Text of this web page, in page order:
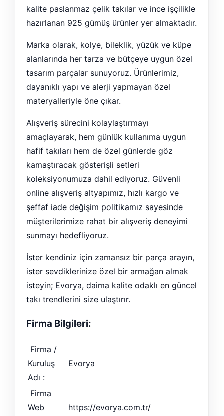
kalite paslanmaz çelik takılar ve ince işçilikle
hazırlanan 925 gümüş ürünler yer almaktadır.
Marka olarak, kolye, bileklik, yüzük ve küpe
alanlarında her tarza ve bütçeye uygun özel
tasarım parçalar sunuyoruz. Ürünlerimiz,
dayanıklı yapı ve alerji yapmayan özel
materyalleriyle öne çıkar.
Alışveriş sürecini kolaylaştırmayı
amaçlayarak, hem günlük kullanıma uygun
hafif takıları hem de özel günlerde göz
kamaştıracak gösterişli setleri
koleksiyonumuza dahil ediyoruz. Güvenli
online alışveriş altyapımız, hızlı kargo ve
şeffaf iade değişim politikamız sayesinde
müşterilerimize rahat bir alışveriş deneyimi
sunmayı hedefliyoruz.
İster kendiniz için zamansız bir parça arayın,
ister sevdiklerinize özel bir armağan almak
isteyin; Evorya, daima kalite odaklı en güncel
takı trendlerini size ulaştırır.
Firma Bilgileri:
Firma /
Kuruluş
Adı :
Evorya
Firma
Web
https://evorya.com.tr/